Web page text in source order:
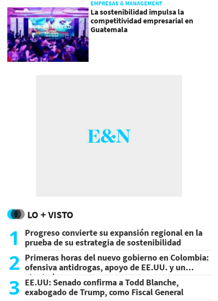
EMPRESAS & MANAGEMENT
La sostenibilidad impulsa la
competitividad empresarial en
Guatemala
LO + VISTO
1
Progreso convierte su expansión regional en la
prueba de su estrategia de sostenibilidad
2 Primeras horas del nuevo gobierno en Colombia:
ofensiva antidrogas, apoyo de EE.UU. y un
atentado
3 EE.UU: Senado confirma a Todd Blanche,
exabogado de Trump, como Fiscal General